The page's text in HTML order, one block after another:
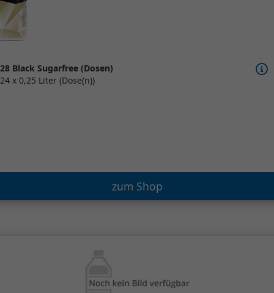
28 Black Sugarfree (Dosen)
24 x 0,25 Liter (Dose(n))
zum Shop